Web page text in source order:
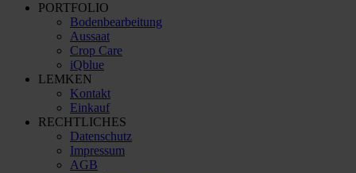
PORTFOLIO
Bodenbearbeitung
Aussaat
Crop Care
iQblue
LEMKEN
Kontakt
Einkauf
RECHTLICHES
Datenschutz
Impressum
AGB